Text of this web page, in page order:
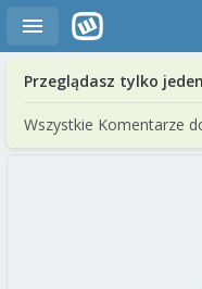
Przeglądasz tylko
Wszystkie Komentarze